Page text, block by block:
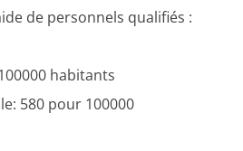
de personnels qualifiés :
habitants
580 pour 100000